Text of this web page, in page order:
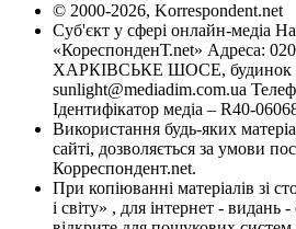
© 2000-2026, Korrespondent.net
Суб'єкт у сфері онлайн-медіа
«КореспонденТ.net» Адреса:
ХАРКІВСЬКЕ ШОСЕ, будинок
sunlight@mediadim.com.ua
Ідентифікатор медіа – R40-
Використання будь-яких
сайті, дозволяється за умови
Корреспондент.net.
При копіюванні матеріалів зі
і світу» , для інтернет - видань